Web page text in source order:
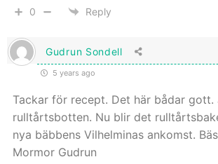
0 Reply
Gudrun Sondell
5 years ago
Tackar för recept. Det här bådar gott.
rulltårtsbotten. Nu blir det
nya bäbbens Vilhelminas ankomst.
Mormor Gudrun